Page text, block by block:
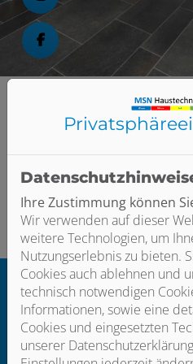
Element notwendigen
Footer -
MSN
Ihre Zustimmung können
Wir verwenden auf dieser
weitere Technologien, um
Nutzungserlebnis zu bieten.
Cookies auch ablehnen und
technisch notwendigen
Informationen, sowie eine
Cookies und eingesetzten
unserer